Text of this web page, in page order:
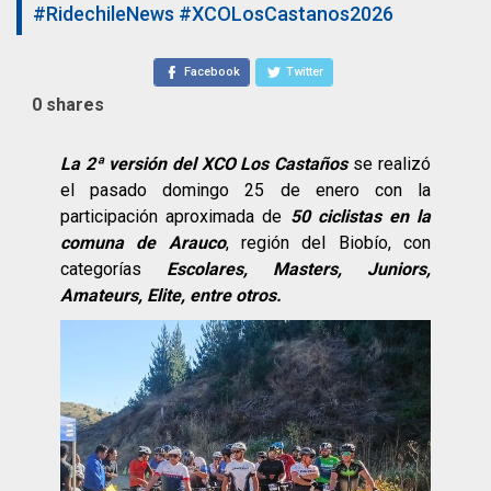
#RidechileNews #XCOLosCastanos2026
Facebook Twitter
0 shares
La 2ª versión del XCO Los Castañosse realizó
el pasado domingo 25 de enero con la
participación aproximada de 50 ciclistas en la
comuna de Arauco, región del Biobío, con
categorías Escolares, Masters, Juniors,
Amateurs, Elite, entre otros.